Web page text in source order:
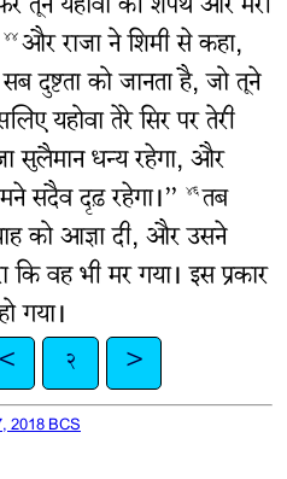
४४और राजा ने शिमी से कहा,
को जानता है, जो तूने
यहोवा तेरे सिर पर तेरी
सुलैमान धन्य रहेगा, और
सदैव दृढ़ रहेगा।” ४६तब
को आज्ञा दी, और उसने
वह भी मर गया। इस प्रकार
गया।
< २ >
2018 BCS